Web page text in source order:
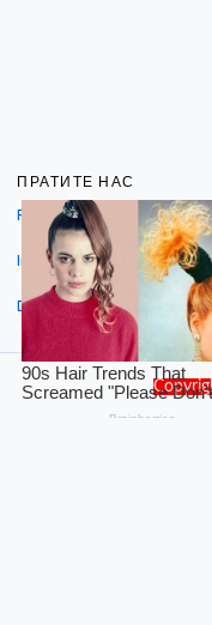
ПРАТИТЕ НАС
Facebook
Instagram
Dribbble